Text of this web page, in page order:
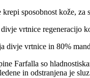
sposobnost kože,
vrtnice
divje vrtnice in 80%
Farfalla so
in odstranjena je